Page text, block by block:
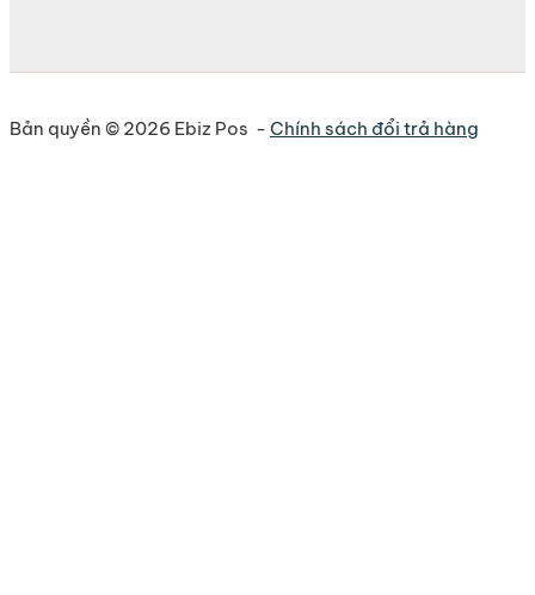
Bản quyền © 2026 Ebiz Pos - Chính sách đổi trả hàng